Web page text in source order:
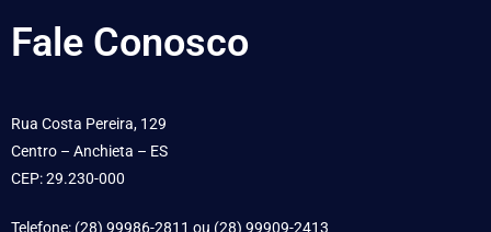
Fale Conosco
Rua Costa Pereira, 129
Centro – Anchieta – ES
CEP: 29.230-000
Telefone: (28) 99986-2811 ou (28) 99909-2413